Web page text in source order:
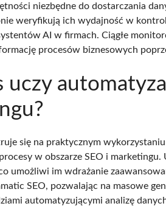
niezbędne do dostarczania
weryfikują ich wydajność w
AI w firmach. Ciągłe
procesów biznesowych
uczy
się na praktycznym
w obszarze SEO i
umożliwi im wdrażanie
SEO, pozwalając na masowe
automatyzującymi analizę